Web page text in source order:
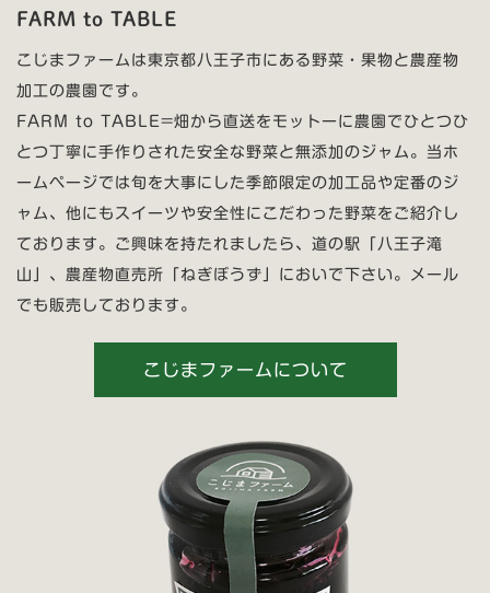
FARM to TABLE
こじまファームは東京都八王子市にある野菜・果物と農産物
加工の農園です。
FARM to TABLE=畑から直送をモットーに農園でひとつひ
とつ丁寧に手作りされた安全な野菜と無添加のジャム。当ホ
ームページでは旬を大事にした季節限定の加工品や定番のジ
ャム、他にもスイーツや安全性にこだわった野菜をご紹介し
ております。ご興味を持たれましたら、道の駅「八王子滝
山」、農産物直売所「ねぎぼうず」においで下さい。メール
でも販売しております。
こじまファームについて